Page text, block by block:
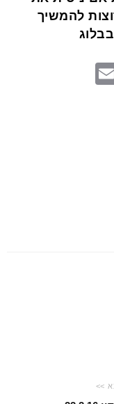
להמשיך
W
>>